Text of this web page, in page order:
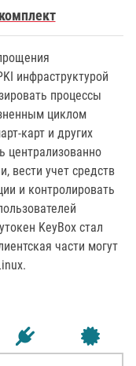
инфраструктурой
процессы
циклом
карт и других
централизованно
вести учет средств
и контролировать
KeyBox стал
части могут